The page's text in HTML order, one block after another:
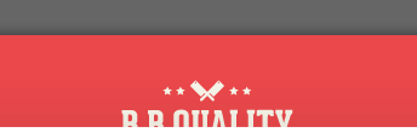
vlees is van nature al heerlijk van